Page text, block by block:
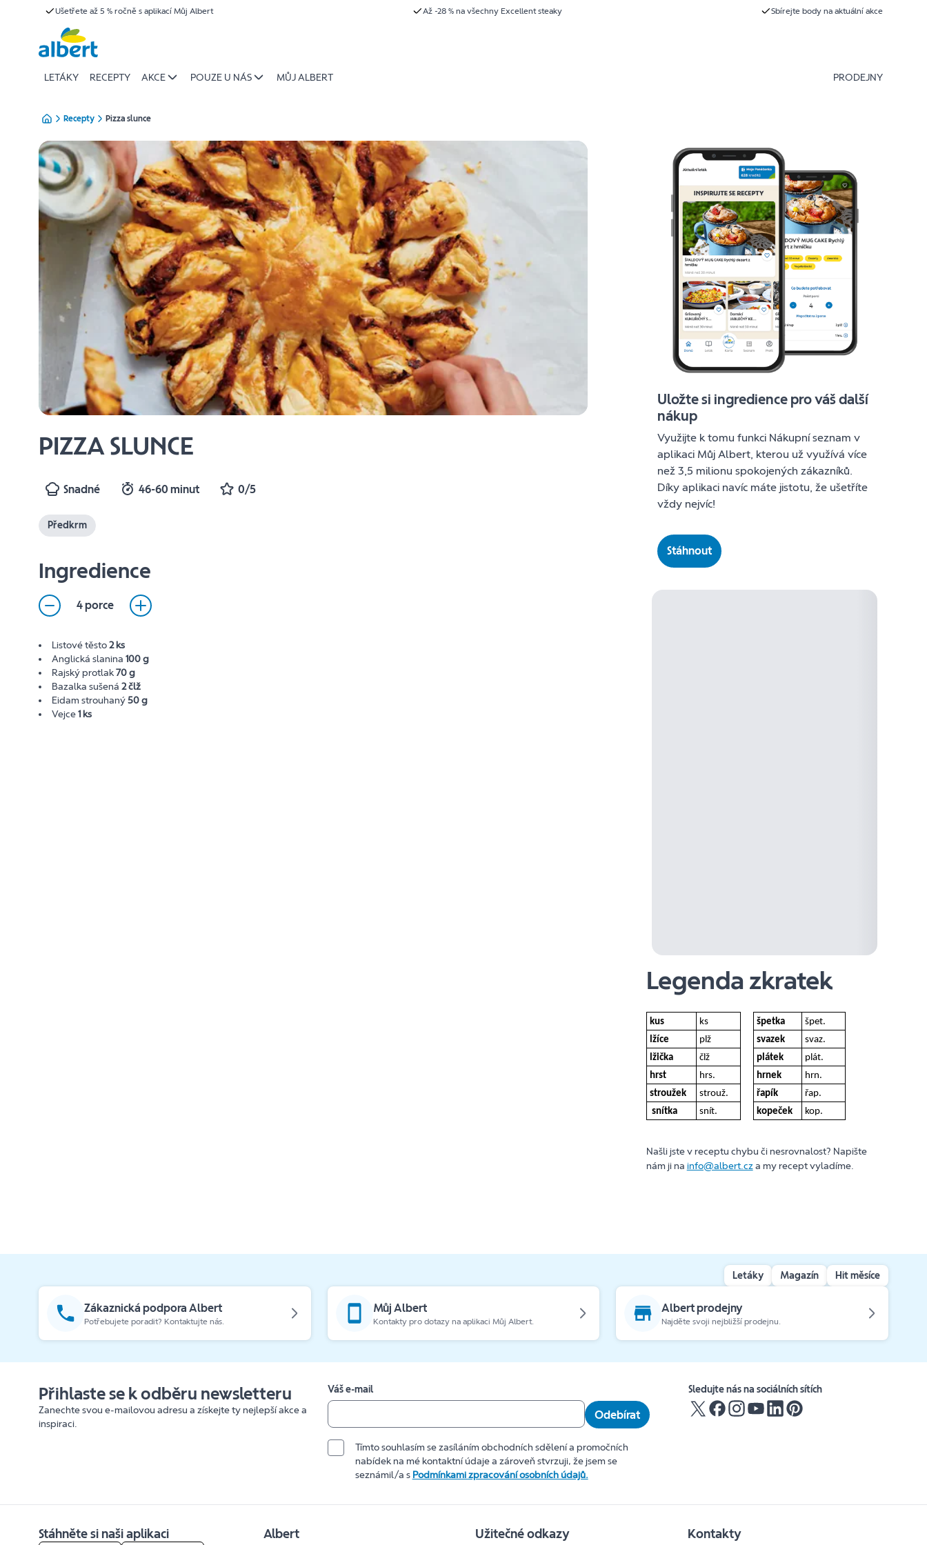
Ušetřete až 5 % ročně s aplikací Můj Albert Až -28 % na všechny Excellent steaky Sbírejte body na aktuální akce
LETÁKY RECEPTY AKCE POUZE U NÁS MŮJ ALBERT PRODEJNY
Recepty Pizza slunce
PIZZA SLUNCE
Snadné 46-60 minut 0/5
Předkrm
Ingredience
4 porce
Listové těsto2 ks
Anglická slanina100 g
Rajský protlak70 g
Bazalka sušená2 člž
Eidam strouhaný50 g
Vejce1 ks
Uložte si ingredience pro váš další
nákup
Využijte k tomu funkci Nákupní seznam v
aplikaci Můj Albert, kterou už využívá více
než 3,5 milionu spokojených zákazníků.
Díky aplikaci navíc máte jistotu, že ušetříte
vždy nejvíc!
Stáhnout
Legenda zkratek
kus ks špetka
špet.
lžíce
plž svazek
svaz.
lžička
člž plátek
plát.
hrst
hrs. hrnek
hrn.
stroužek
strouž. řapík
řap.
snítka
snít. kopeček kop.
Našli jste v receptu chybu či nesrovnalost? Napište
nám ji na info@albert.cza my recept vyladíme.
Letáky Magazín Hit měsíce
Zákaznická podpora Albert
Potřebujete poradit? Kontaktujte nás.
Můj Albert
Kontakty pro dotazy na aplikaci Můj Albert.
Albert prodejny
Najděte svoji nejbližší prodejnu.
Přihlaste se k odběru newsletteru
Zanechte svou e-mailovou adresu a získejte ty nejlepší akce a
inspiraci.
Váš e-mail
Odebírat
Tímto souhlasím se zasíláním obchodních sdělení a promočních
nabídek na mé kontaktní údaje a zároveň stvrzuji, že jsem se
seznámil/a s Podmínkami zpracování osobních údajů.
Sledujte nás na sociálních sítích
Stáhněte si naši aplikaci Albert Užitečné odkazy Kontakty